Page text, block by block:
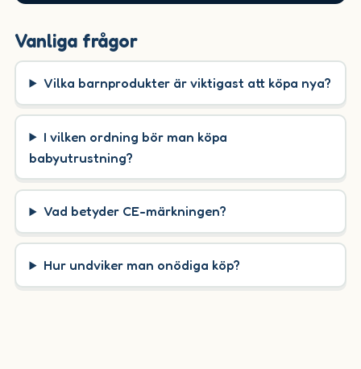
Vanliga frågor
Vilka barnprodukter är viktigast att köpa nya?
I vilken ordning bör man köpa
babyutrustning?
Vad betyder CE-märkningen?
Hur undviker man onödiga köp?